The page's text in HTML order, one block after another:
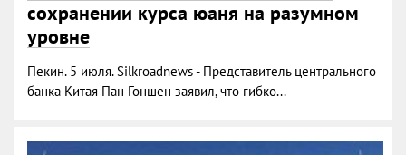
сохранении курса юаня на разумном
уровне
Пекин. 5 июля. Silkroadnews - Представитель центрального
банка Китая Пан Гоншен заявил, что гибко...